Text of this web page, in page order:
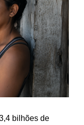
bilhões de